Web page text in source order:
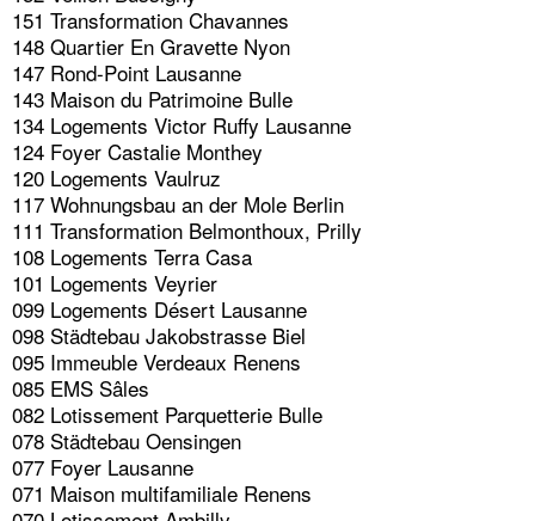
151 Transformation Chavannes
148 Quartier En Gravette Nyon
147 Rond-Point Lausanne
143 Maison du Patrimoine Bulle
134 Logements Victor Ruffy Lausanne
124 Foyer Castalie Monthey
120 Logements Vaulruz
117 Wohnungsbau an der Mole Berlin
111 Transformation Belmonthoux, Prilly
108 Logements Terra Casa
101 Logements Veyrier
099 Logements Désert Lausanne
098 Städtebau Jakobstrasse Biel
095 Immeuble Verdeaux Renens
085 EMS Sâles
082 Lotissement Parquetterie Bulle
078 Städtebau Oensingen
077 Foyer Lausanne
071 Maison multifamiliale Renens